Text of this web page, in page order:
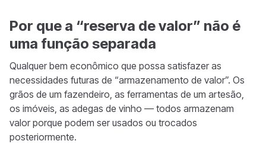
Por que a “reserva de valor” não é
uma função separada
Qualquer bem econômico que possa satisfazer as
necessidades futuras de “armazenamento de valor”. Os
grãos de um fazendeiro, as ferramentas de um artesão,
os imóveis, as adegas de vinho — todos armazenam
valor porque podem ser usados ou trocados
posteriormente.